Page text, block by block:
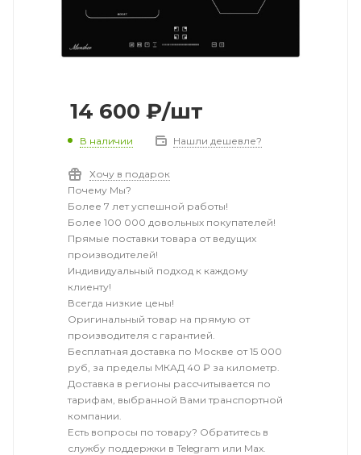
14 600 ₽/шт
В наличии Нашли дешевле?
Хочу в подарок
Почему Мы?
Более 7 лет успешной работы!
Более 100 000 довольных покупателей!
Прямые поставки товара от ведущих
производителей!
Индивидуальный подход к каждому
клиенту!
Всегда низкие цены!
Оригинальный товар на прямую от
производителя с гарантией.
Бесплатная доставка по Москве от 15 000
руб, за пределы МКАД 40 ₽ за километр.
Доставка в регионы рассчитывается по
тарифам, выбранной Вами транспортной
компании.
Есть вопросы по товару? Обратитесь в
службу поддержки в Telegram или Max.